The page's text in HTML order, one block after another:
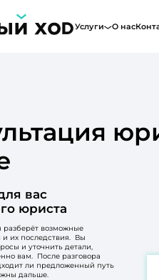
Услуги О нас
вас
юриста
разберёт возможные
и их последствия. Вы
и уточнить детали,
вам. После разговора
ли предложенный путь
дальше.